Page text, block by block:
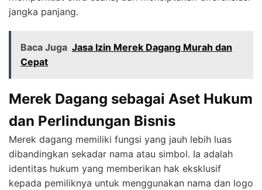
jangka panjang.
Baca Juga Jasa Izin Merek Dagang Murah dan
Cepat
Merek Dagang sebagai Aset Hukum
dan Perlindungan Bisnis
Merek dagang memiliki fungsi yang jauh lebih luas
dibandingkan sekadar nama atau simbol. Ia adalah
identitas hukum yang memberikan hak eksklusif
kepada pemiliknya untuk menggunakan nama dan logo